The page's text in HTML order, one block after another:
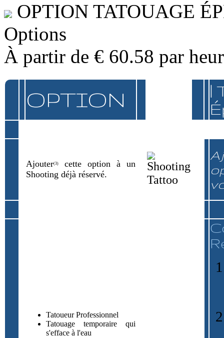
OPTION TATOUAGE
Options
À partir de € 60.58 par
OPTION
|
Ajouter(3)
cette option à un
Shooting déjà réservé.
Tatoueur Professionnel
Tatouage temporaire qui
s'efface à l'eau